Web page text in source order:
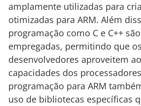
amplamente utilizadas para
otimizadas para ARM. Além
programação como C e C++
empregadas, permitindo que os
desenvolvedores aproveitem
capacidades dos
programação para ARM
uso de bibliotecas específicas